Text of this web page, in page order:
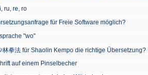
ru, re, ro
für Freie Software möglich?
"wo"
林拳法 für Shaolin Kempo die richtige Übersetzung?
auf einem Pinselbecher